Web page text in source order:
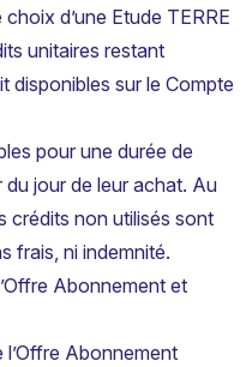
d’une Etude TERRE
unitaires restant
disponibles sur le Compte
pour une durée de
jour de leur achat. Au
crédits non utilisés sont
frais, ni indemnité.
Abonnement et
Abonnement